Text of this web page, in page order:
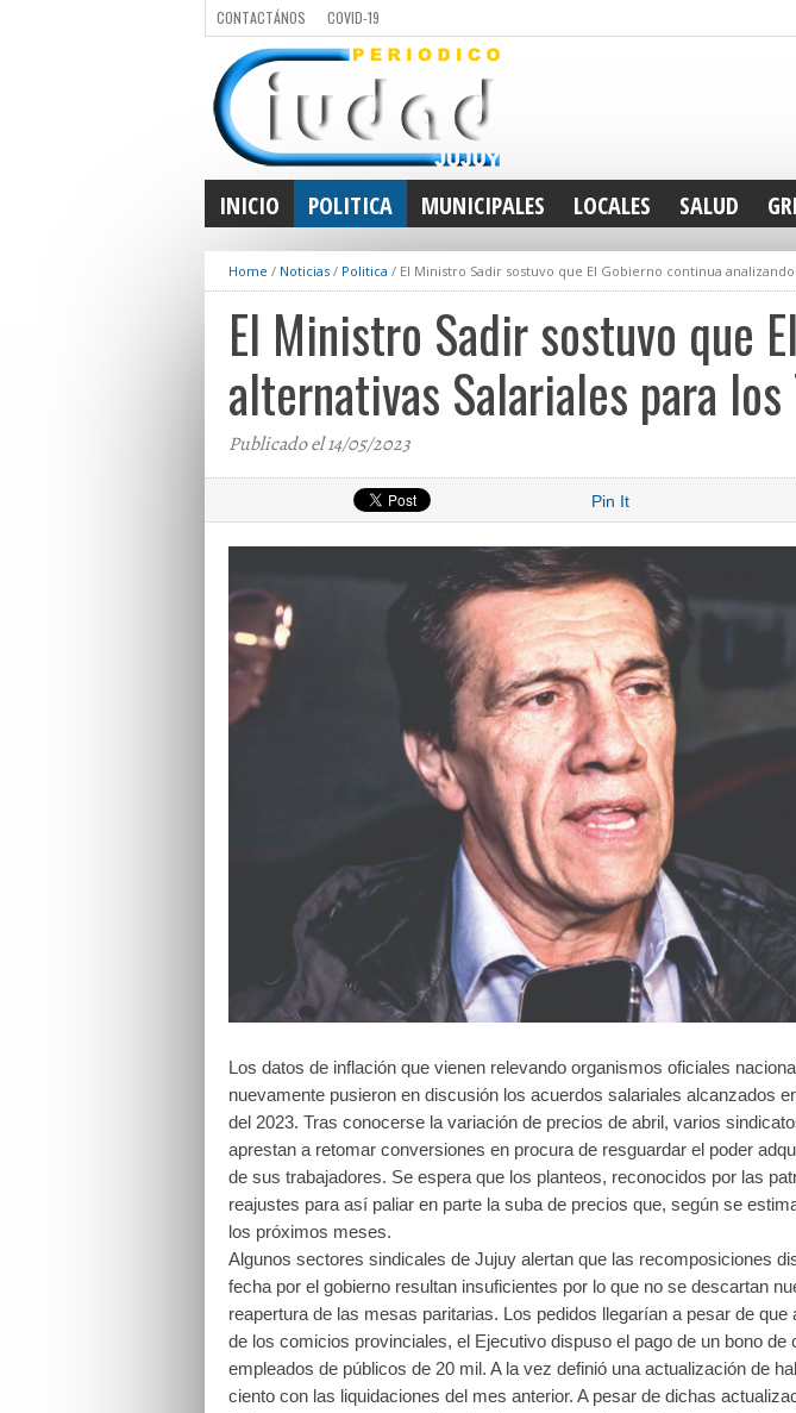
CONTACTÁNOS COVID-19
INICIO POLITICA MUNICIPALES LOCALES SALUD
Home / Noticias / Politica / El Ministro Sadir sostuvo que El Gobierno continua
El Ministro Sadir sostuvo que
alternativas Salariales para
Publicado el 14/05/2023
Pin It
Los datos de inflación que vienen relevando organismos oficiales
nuevamente pusieron en discusión los acuerdos salariales alcanzados
del 2023. Tras conocerse la variación de precios de abril, varios
aprestan a retomar conversiones en procura de resguardar el poder
de sus trabajadores. Se espera que los planteos, reconocidos por las
reajustes para así paliar en parte la suba de precios que, según se
los próximos meses.
Algunos sectores sindicales de Jujuy alertan que las recomposiciones
fecha por el gobierno resultan insuficientes por lo que no se descartan
reapertura de las mesas paritarias. Los pedidos llegarían a pesar de que
de los comicios provinciales, el Ejecutivo dispuso el pago de un bono de
empleados de públicos de 20 mil. A la vez definió una actualización de
ciento con las liquidaciones del mes anterior. A pesar de dichas